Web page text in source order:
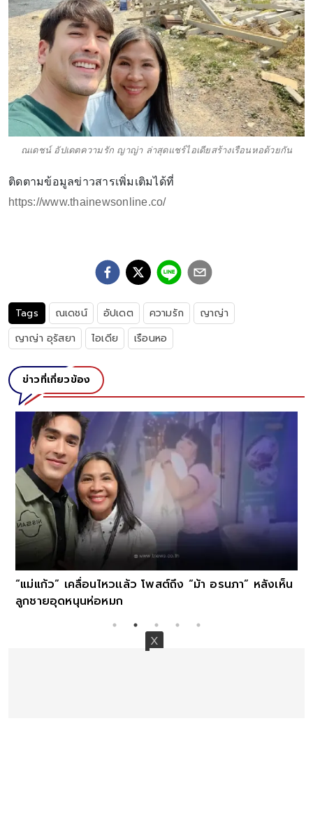
ณเดชน์ อัปเดตความรัก ญาญ่า ล่าสุดแชร์ไอเดียสร้างเรือนหอด้วยกัน
ติดตามข้อมูลข่าวสารเพิ่มเติมได้ที่
https://www.thainewsonline.co/
Tags ณเดชน์ อัปเดต ความรัก
ญาญ่า
ญาญ่า อุรัสยา
ไอเดีย เรือนหอ
ข่าวที่เกี่ยวข้อง
“แม่แก้ว” เคลื่อนไหวเเล้ว โพสต์ถึง “ม้า อรนภา” หลังเห็น
ลูกชายอุดหนุนห่อหมก